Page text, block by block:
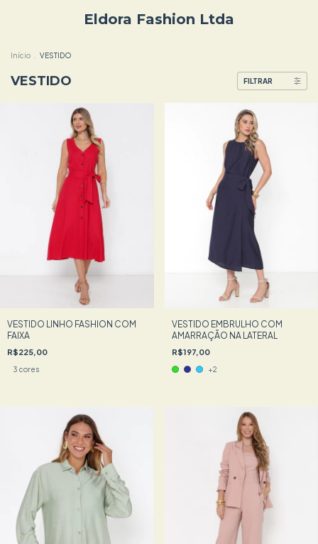
Eldora Fashion Ltda
Início VESTIDO
VESTIDO FILTRAR
VESTIDO LINHO FASHION COM
FAIXA
R$225,00
3 cores
VESTIDO EMBRULHO COM
AMARRAÇÃO NA LATERAL
R$197,00
+2